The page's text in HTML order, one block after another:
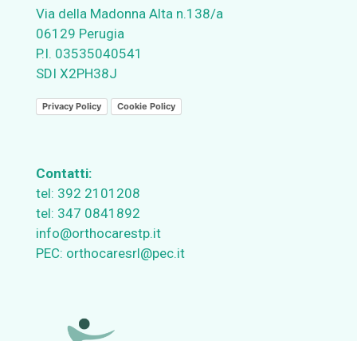
Via della Madonna Alta n.138/a
06129 Perugia
P.I. 03535040541
SDI X2PH38J
Privacy Policy Cookie Policy
Contatti:
tel: 392 2101208
tel: 347 0841892
info@orthocarestp.it
PEC: orthocaresrl@pec.it